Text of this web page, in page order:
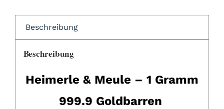
Beschreibung
Beschreibung
Heimerle & Meule – 1 Gramm
999.9 Goldbarren